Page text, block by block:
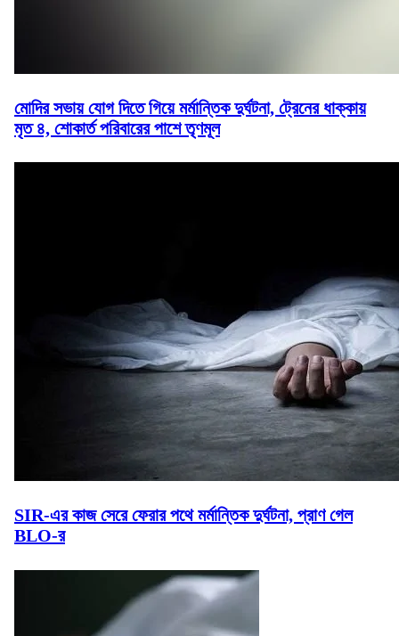
মোদির সভায় যোগ দিতে গিয়ে মর্মান্তিক দুর্ঘটনা, ট্রেনের ধাক্কায়
মৃত ৪, শোকার্ত পরিবারের পাশে তৃণমূল
SIR-এর কাজ সেরে ফেরার পথে মর্মান্তিক দুর্ঘটনা, প্রাণ গেল
BLO-র